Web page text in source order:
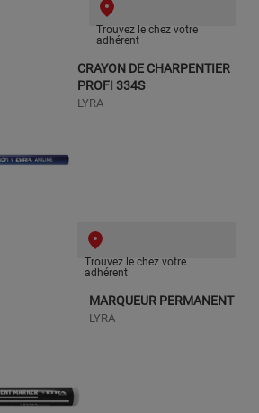
Trouvez le chez votre
adhérent
CRAYON DE CHARPENTIER
PROFI 334S
LYRA
Trouvez le chez votre
adhérent
MARQUEUR PERMANENT
LYRA